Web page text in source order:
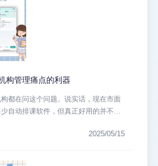
构管理痛点的利器
都在问这个问题。说实话，现在市面
自动排课软件，但真正好用的并不
2025/05/15